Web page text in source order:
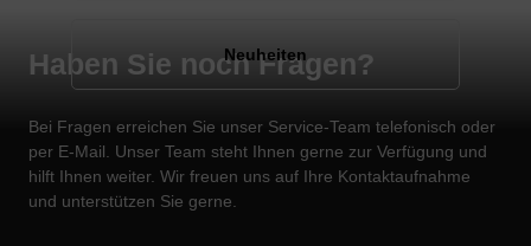
Neuheiten
Haben Sie noch Fragen?
Bei Fragen erreichen Sie unser Service-Team telefonisch oder
per E-Mail. Unser Team steht Ihnen gerne zur Verfügung und
hilft Ihnen weiter. Wir freuen uns auf Ihre Kontaktaufnahme
und unterstützen Sie gerne.